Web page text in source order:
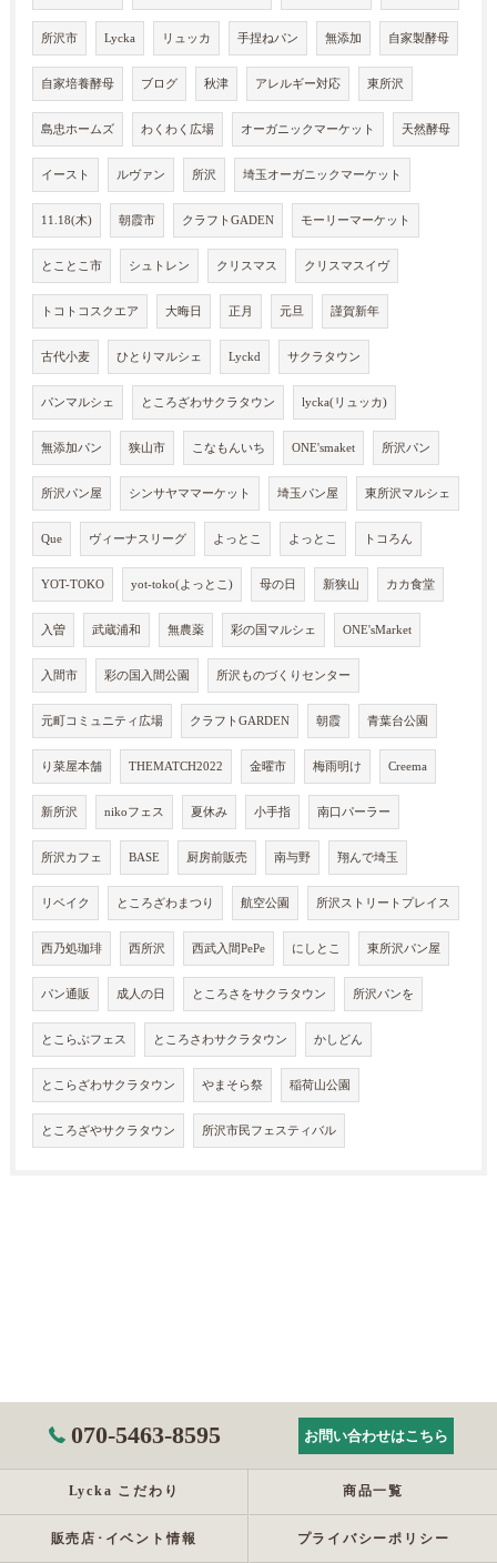
所沢市 Lycka リュッカ 手捏ねパン 無添加 自家製酵母
自家培養酵母 ブログ 秋津 アレルギー対応 東所沢
島忠ホームズ わくわく広場 オーガニックマーケット 天然酵母
イースト ルヴァン 所沢 埼玉オーガニックマーケット
11.18(木) 朝霞市 クラフトGADEN モーリーマーケット
とことこ市 シュトレン クリスマス クリスマスイヴ
トコトコスクエア 大晦日 正月 元旦 謹賀新年
古代小麦 ひとりマルシェ Lyckd サクラタウン
パンマルシェ ところざわサクラタウン lycka(リュッカ)
無添加パン 狭山市 こなもんいち ONE'smaket 所沢パン
所沢パン屋 シンサヤママーケット 埼玉パン屋 東所沢マルシェ
Que ヴィーナスリーグ よっとこ よっとこ トコろん
YOT-TOKO yot-toko(よっとこ) 母の日 新狭山 カカ食堂
入曽 武蔵浦和 無農薬 彩の国マルシェ ONE'sMarket
入間市 彩の国入間公園 所沢ものづくりセンター
元町コミュニティ広場 クラフトGARDEN 朝霞 青葉台公園
り菜屋本舗 THEMATCH2022 金曜市 梅雨明け Creema
新所沢 nikoフェス 夏休み 小手指 南口パーラー
所沢カフェ BASE 厨房前販売 南与野 翔んで埼玉
リベイク ところざわまつり 航空公園 所沢ストリートプレイス
西乃処珈琲 西所沢 西武入間PePe にしとこ 東所沢パン屋
パン通販 成人の日 ところさをサクラタウン 所沢パンを
とこらぶフェス ところさわサクラタウン かしどん
とこらざわサクラタウン やまそら祭 稲荷山公園
ところざやサクラタウン 所沢市民フェスティバル
070-5463-8595 お問い合わせはこちら
Lycka こだわり 商品一覧
販売店･イベント情報 プライバシーポリシー